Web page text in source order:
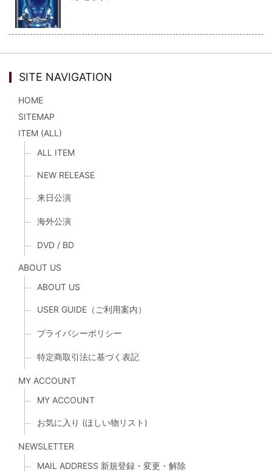
SITE NAVIGATION
HOME
SITEMAP
ITEM (ALL)
ALL ITEM
NEW RELEASE
来日公演
海外公演
DVD / BD
ABOUT US
ABOUT US
USER GUIDE（ご利用案内）
プライバシーポリシー
特定商取引法に基づく表記
MY ACCOUNT
MY ACCOUNT
お気に入り (ほしい物リスト)
NEWSLETTER
MAIL ADDRESS 新規登録・変更・解除